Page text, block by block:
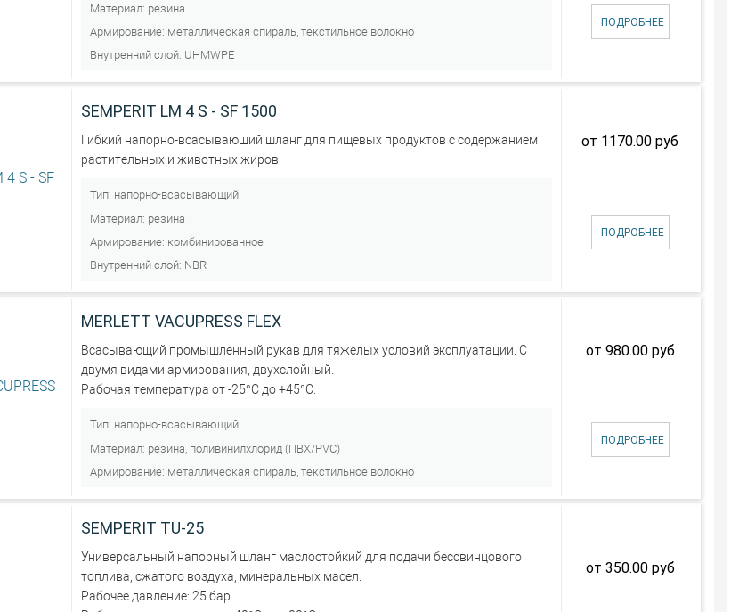
Материал: резина
Армирование: металлическая спираль, текстильное волокно
Внутренний слой: UHMWPE
ПОДРОБНЕЕ
SEMPERIT LM 4 S - SF 1500
Гибкий напорно-всасывающий шланг для пищевых продуктов с содержанием
растительных и животных жиров.
Тип: напорно-всасывающий
Материал: резина
Армирование: комбинированное
Внутренний слой: NBR
от 1170.00 руб
ПОДРОБНЕЕ
MERLETT VACUPRESS FLEX
Всасывающий промышленный рукав для тяжелых условий эксплуатации. С
двумя видами армирования, двухслойный.
Рабочая температура от -25°C до +45°С.
Тип: напорно-всасывающий
Материал: резина, поливинилхлорид (ПВХ/PVC)
Армирование: металлическая спираль, текстильное волокно
от 980.00 руб
ПОДРОБНЕЕ
SEMPERIT TU-25
Универсальный напорный шланг маслостойкий для подачи бессвинцового
топлива, сжатого воздуха, минеральных масел.
Рабочее давление: 25 бар
от 350.00 руб